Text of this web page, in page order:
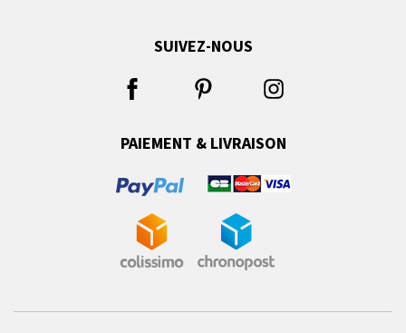
SUIVEZ-NOUS
PAIEMENT & LIVRAISON